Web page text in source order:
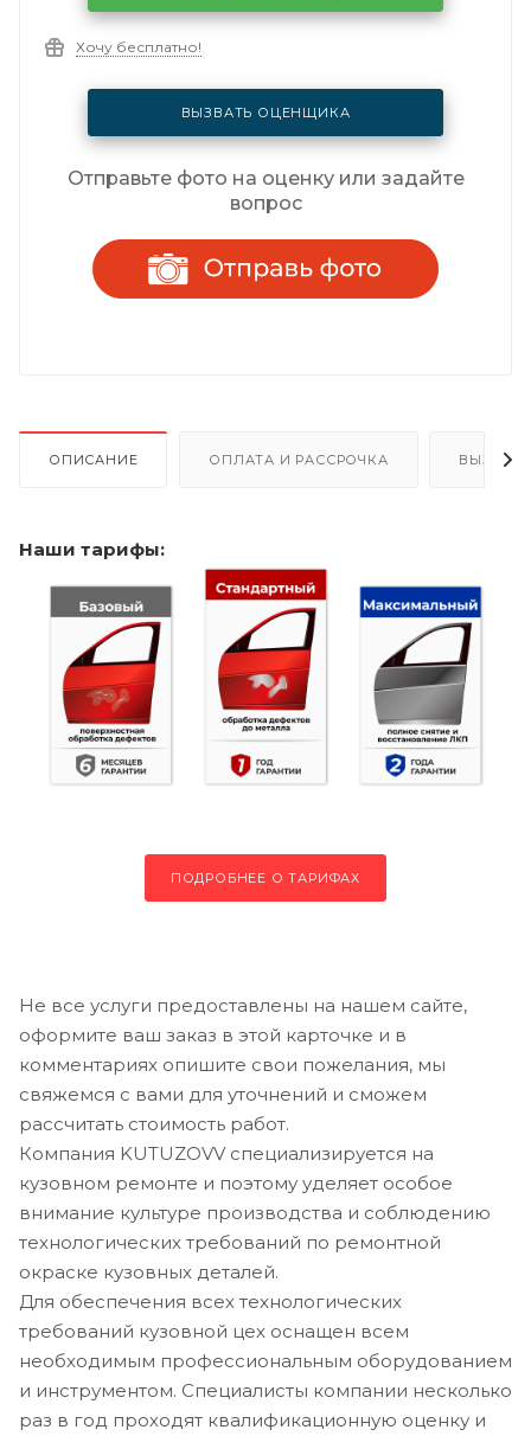
Хочу бесплатно!
ВЫЗВАТЬ ОЦЕНЩИКА
Отправьте фото на оценку или задайте
вопрос
ОПИСАНИЕ ОПЛАТА И РАССРОЧКА ВЫЗОВ
Наши тарифы:
ПОДРОБНЕЕ О ТАРИФАХ
Не все услуги предоставлены на нашем сайте,
оформите ваш заказ в этой карточке и в
комментариях опишите свои пожелания, мы
свяжемся с вами для уточнений и сможем
рассчитать стоимость работ.
Компания KUTUZOVV специализируется на
кузовном ремонте и поэтому уделяет особое
внимание культуре производства и соблюдению
технологических требований по ремонтной
окраске кузовных деталей.
Для обеспечения всех технологических
требований кузовной цех оснащен всем
необходимым профессиональным оборудованием
и инструментом. Специалисты компании несколько
раз в год проходят квалификационную оценку и